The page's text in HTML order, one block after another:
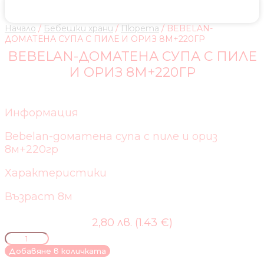
Начало / Бебешки храни / Пюрета / BEBELAN-
ДОМАТЕНА СУПА С ПИЛЕ И ОРИЗ 8М+220ГР
BEBELAN-ДОМАТЕНА СУПА С ПИЛЕ
И ОРИЗ 8М+220ГР
Информация
Bebelan-доматена супа с пиле и ориз
8м+220гр
Характеристики
Възраст 8м
2,80 лв. (1.43 €)
количество
заДобавяне в количката